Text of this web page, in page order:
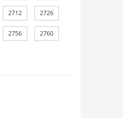
2712 2726
2756 2760